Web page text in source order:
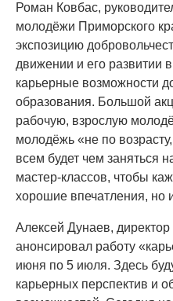
Роман Ковбас,
молодёжи Приморского
экспозицию
движении и его развитии
карьерные возможности
образования. Большой
рабочую, взрослую
молодёжь «не по
всем будет чем заняться
мастер-классов, чтобы
хорошие впечатления, но
Алексей Дунаев,
анонсировал работу
июня по 5 июля. Здесь
карьерных перспектив и